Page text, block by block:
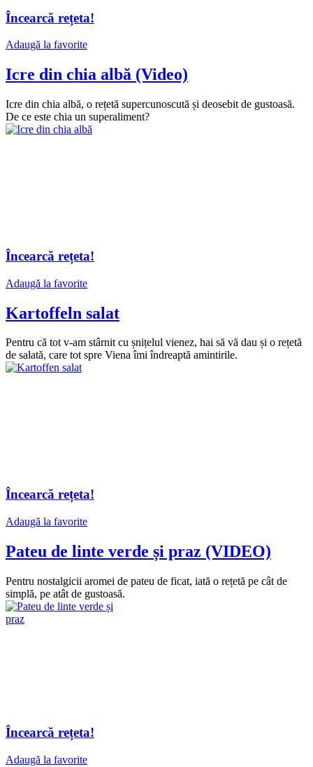
Încearcă rețeta!
Adaugă la favorite
Icre din chia albă (Video)
Icre din chia albă, o rețetă supercunoscută și deosebit de gustoasă.
De ce este chia un superaliment?
Încearcă rețeta!
Adaugă la favorite
Kartoffeln salat
Pentru că tot v-am stârnit cu șnițelul vienez, hai să vă dau și o rețetă
de salată, care tot spre Viena îmi îndreaptă amintirile.
Încearcă rețeta!
Adaugă la favorite
Pateu de linte verde și praz (VIDEO)
Pentru nostalgicii aromei de pateu de ficat, iată o rețetă pe cât de
simplă, pe atât de gustoasă.
Încearcă rețeta!
Adaugă la favorite